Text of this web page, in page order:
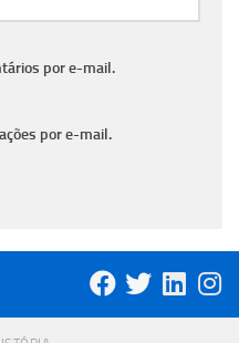
por e-mail.
por e-mail.